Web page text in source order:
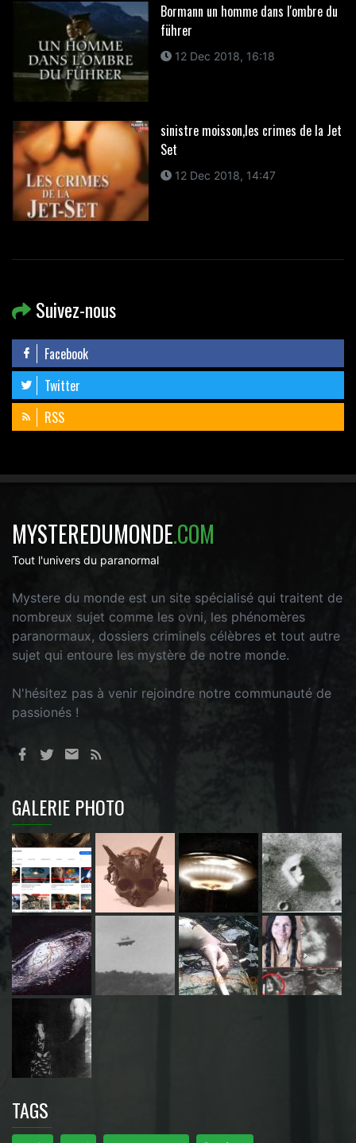
Bormann un homme dans l'ombre du
führer
12 Dec 2018, 16:18
sinistre moisson,les crimes de la Jet
Set
12 Dec 2018, 14:47
Suivez-nous
Facebook
Twitter
RSS
MYSTEREDUMONDE.COM
Tout l'univers du paranormal
Mystere du monde est un site spécialisé qui traitent de
nombreux sujet comme les ovni, les phénomères
paranormaux, dossiers criminels célèbres et tout autre
sujet qui entoure les mystère de notre monde.
N'hésitez pas à venir rejoindre notre communauté de
passionés !
GALERIE PHOTO
TAGS